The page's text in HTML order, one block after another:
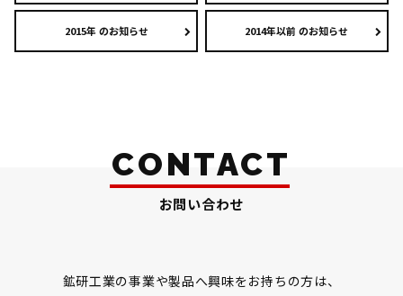
2015年 のお知らせ 2014年以前 のお知らせ
CONTACT
お問い合わせ
鉱研工業の事業や製品へ興味をお持ちの方は、